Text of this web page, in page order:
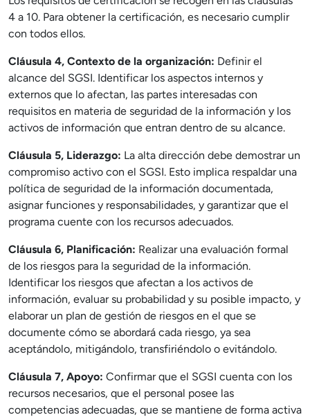
4 a 10. Para obtener la certificación, es necesario cumplir
con todos ellos.
Cláusula 4, Contexto de la organización: Definir el
alcance del SGSI. Identificar los aspectos internos y
externos que lo afectan, las partes interesadas con
requisitos en materia de seguridad de la información y los
activos de información que entran dentro de su alcance.
Cláusula 5, Liderazgo: La alta dirección debe demostrar un
compromiso activo con el SGSI. Esto implica respaldar una
política de seguridad de la información documentada,
asignar funciones y responsabilidades, y garantizar que el
programa cuente con los recursos adecuados.
Cláusula 6, Planificación: Realizar una evaluación formal
de los riesgos para la seguridad de la información.
Identificar los riesgos que afectan a los activos de
información, evaluar su probabilidad y su posible impacto, y
elaborar un plan de gestión de riesgos en el que se
documente cómo se abordará cada riesgo, ya sea
aceptándolo, mitigándolo, transfiriéndolo o evitándolo.
Cláusula 7, Apoyo: Confirmar que el SGSI cuenta con los
recursos necesarios, que el personal posee las
competencias adecuadas, que se mantiene de forma activa